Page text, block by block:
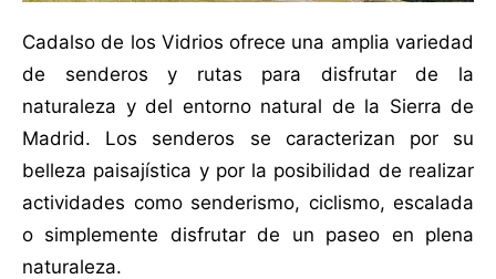
Cadalso de los Vidrios ofrece una amplia variedad
de senderos y rutas para disfrutar de la
naturaleza y del entorno natural de la Sierra de
Madrid. Los senderos se caracterizan por su
belleza paisajística y por la posibilidad de realizar
actividades como senderismo, ciclismo, escalada
o simplemente disfrutar de un paseo en plena
naturaleza.